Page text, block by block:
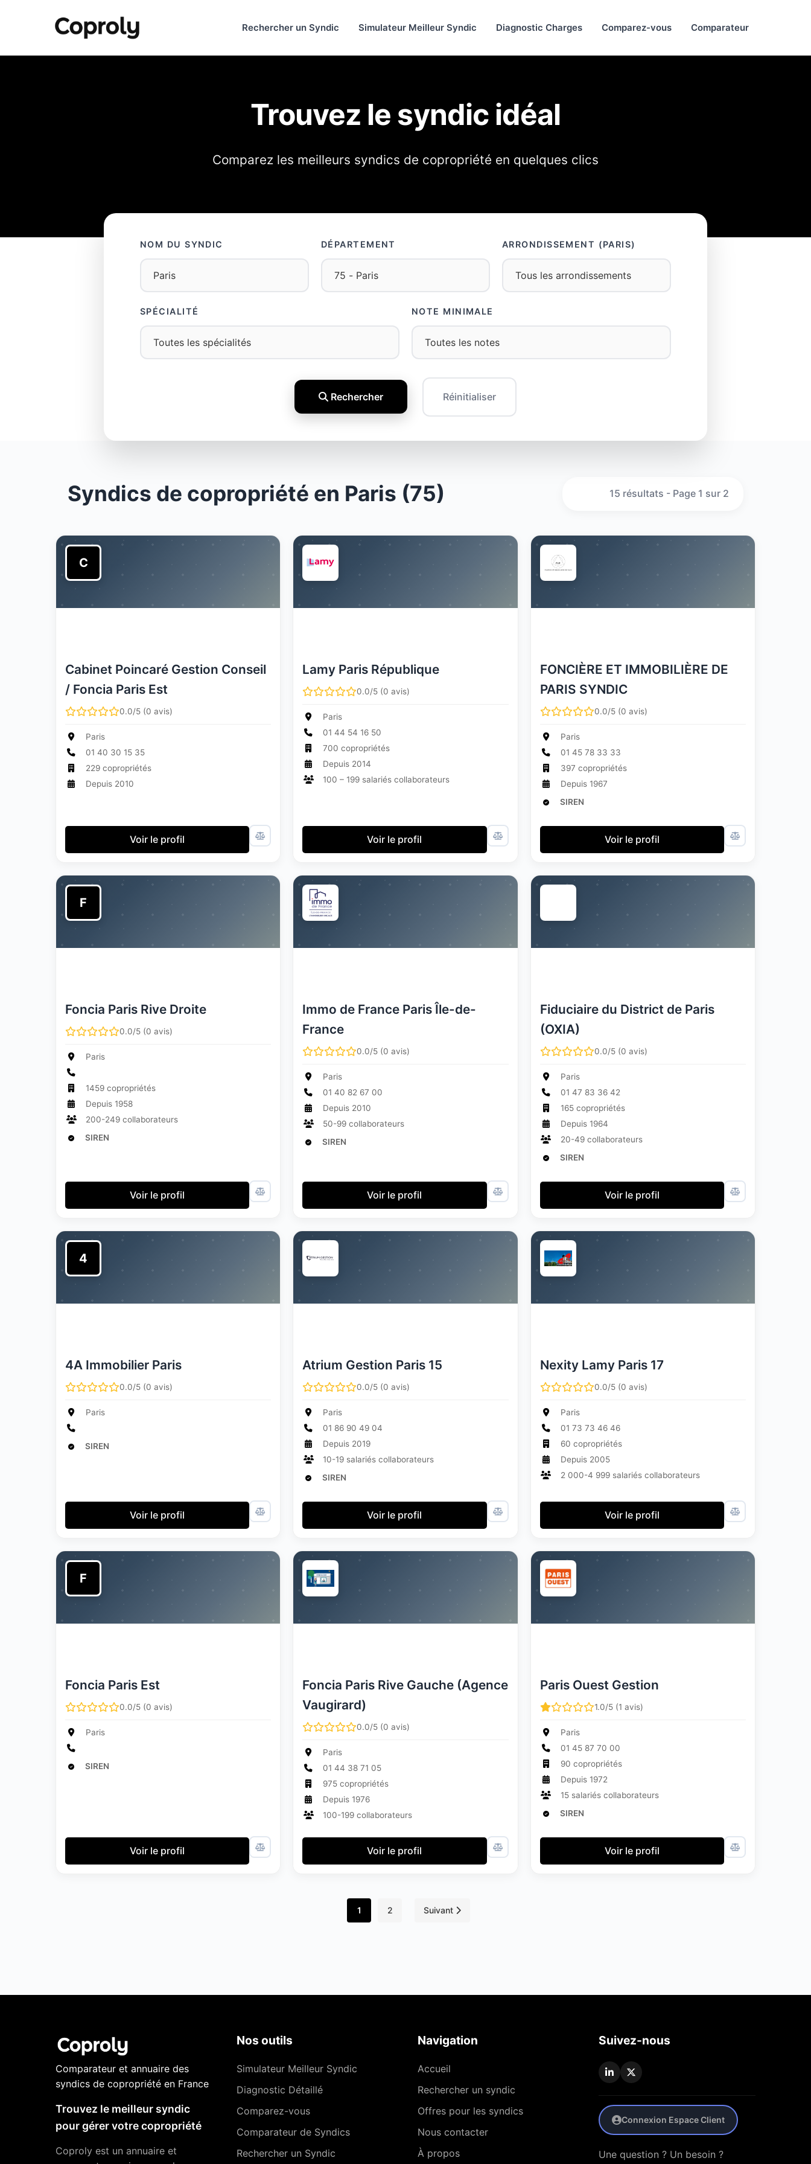
Rechercher un Syndic Simulateur Meilleur Syndic Diagnostic Charges Comparez-vous Comparateur
Trouvez le syndic idéal
Comparez les meilleurs syndics de copropriété en quelques clics
NOM DU SYNDIC DÉPARTEMENT ARRONDISSEMENT (PARIS)
SPÉCIALITÉ NOTE MINIMALE
Rechercher Réinitialiser
Syndics de copropriété en Paris (75) 15 résultats - Page 1 sur 2
C
Cabinet Poincaré Gestion Conseil
/ Foncia Paris Est
0.0/5 (0 avis)
Paris
01 40 30 15 35
229 copropriétés
Depuis 2010
Voir le profil
Lamy Paris République
0.0/5 (0 avis)
Paris
01 44 54 16 50
700 copropriétés
Depuis 2014
100 – 199 salariés collaborateurs
Voir le profil
FONCIÈRE ET IMMOBILIÈRE DE
PARIS SYNDIC
0.0/5 (0 avis)
Paris
01 45 78 33 33
397 copropriétés
Depuis 1967
SIREN
Voir le profil
F
Foncia Paris Rive Droite
0.0/5 (0 avis)
Paris
1459 copropriétés
Depuis 1958
200-249 collaborateurs
SIREN
Voir le profil
Immo de France Paris Île-de-
France
0.0/5 (0 avis)
Paris
01 40 82 67 00
Depuis 2010
50-99 collaborateurs
SIREN
Voir le profil
Fiduciaire du District de Paris
(OXIA)
0.0/5 (0 avis)
Paris
01 47 83 36 42
165 copropriétés
Depuis 1964
20-49 collaborateurs
SIREN
Voir le profil
4
4A Immobilier Paris
0.0/5 (0 avis)
Paris
SIREN
Voir le profil
Atrium Gestion Paris 15
0.0/5 (0 avis)
Paris
01 86 90 49 04
Depuis 2019
10-19 salariés collaborateurs
SIREN
Voir le profil
Nexity Lamy Paris 17
0.0/5 (0 avis)
Paris
01 73 73 46 46
60 copropriétés
Depuis 2005
2 000-4 999 salariés collaborateurs
Voir le profil
F
Foncia Paris Est
0.0/5 (0 avis)
Paris
SIREN
Voir le profil
Foncia Paris Rive Gauche (Agence
Vaugirard)
0.0/5 (0 avis)
Paris
01 44 38 71 05
975 copropriétés
Depuis 1976
100-199 collaborateurs
Voir le profil
Paris Ouest Gestion
1.0/5 (1 avis)
Paris
01 45 87 70 00
90 copropriétés
Depuis 1972
15 salariés collaborateurs
SIREN
Voir le profil
1 2 Suivant
Comparateur et annuaire des
syndics de copropriété en France
Trouvez le meilleur syndic
pour gérer votre copropriété
Coproly est un annuaire et
Nos outils
Simulateur Meilleur Syndic
Diagnostic Détaillé
Comparez-vous
Comparateur de Syndics
Rechercher un Syndic
Navigation
Accueil
Rechercher un syndic
Offres pour les syndics
Nous contacter
À propos
Suivez-nous
Connexion Espace Client
Une question ? Un besoin ?